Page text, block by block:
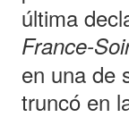
última
France-
en una de
truncó en